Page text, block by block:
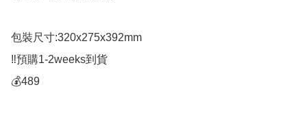
包裝尺寸:320x275x392mm
‼️預購1-2weeks到貨